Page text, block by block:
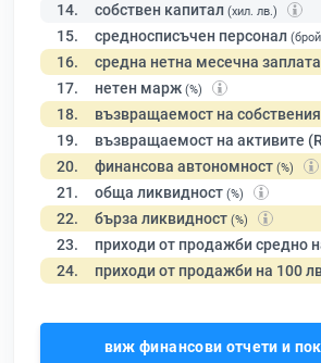
14. собствен капитал (хил. лв.)
15. средносписъчен персонал
16. средна нетна месечна заплата
17. нетен марж (%)
18. възвращаемост на собствения
19. възвращаемост на активите
20. финансова автономност (%)
21. обща ликвидност (%)
22. бърза ликвидност (%)
23. приходи от продажби средно
24. приходи от продажби на 100
виж финансови отчети и